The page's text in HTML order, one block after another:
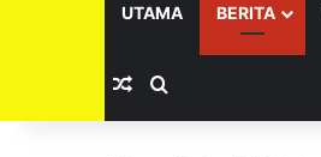
UTAMA BERITA
Random Article